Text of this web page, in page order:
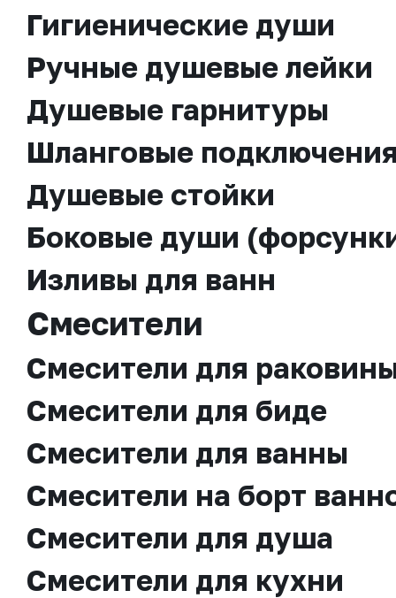
Гигиенические души
Ручные душевые лейки
Душевые гарнитуры
Шланговые
Душевые стойки
Боковые души
Изливы для ванн
Смесители
Смесители для
Смесители для биде
Смесители для ванны
Смесители на борт
Смесители для душа
Смесители для кухни